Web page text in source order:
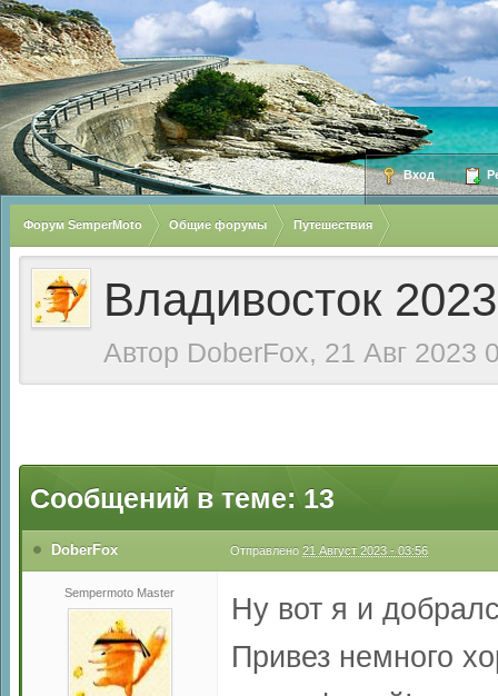
Вход
Форум SemperMoto Общие форумы Путешествия
Владивосток 2023
Автор DoberFox, 21 Авг 2023
Сообщений в теме: 13
DoberFox Отправлено 21 Август 2023 - 03:56
Sempermoto Master
Ну вот я и
Привез немного